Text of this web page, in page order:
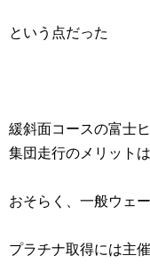
という点だった
緩斜面コースの富士
集団走行のメリット
おそらく、一般ウェ
プラチナ取得には主